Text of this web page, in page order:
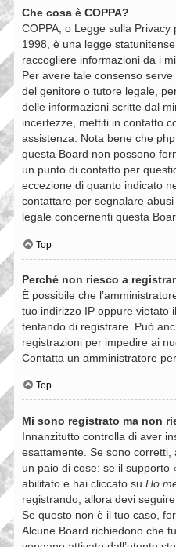
Che cosa è COPPA?
COPPA, o Legge sulla
1998, è una legge
raccogliere informazioni da i
Per avere tale consenso
del genitore o tutore legale,
delle informazioni scritte dal
incertezze, mettiti in contatto
assistenza. Nota bene che
questa Board non possono
un punto di contatto per
eccezione di quanto indicato
contattare per segnalare
legale concernenti questa
Top
Perché non riesco a
È possibile che
tuo indirizzo IP oppure vietato
tentando di registrare. Può
registrazioni per impedire ai
Contatta un amministratore
Top
Mi sono registrato ma non
Innanzitutto controlla di aver
esattamente. Se sono
un paio di cose: se il supporto
abilitato e hai cliccato su Ho
registrando, allora devi
Se questo non è il tuo caso,
Alcune Board richiedono che